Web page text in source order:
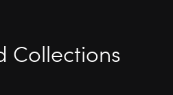
Collections